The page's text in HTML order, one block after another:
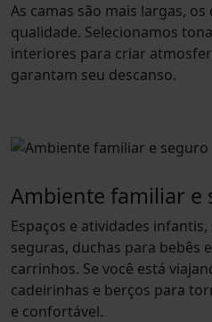
As camas são mais largas,
qualidade. Selecionamos
interiores para criar
garantam seu descanso.
Ambiente familiar e
Espaços e atividades
seguras, duchas para bebês
carrinhos. Se você está
cadeirinhas e berços para
e confortável.